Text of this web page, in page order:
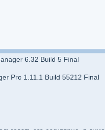
6.32 Build 5 Final
Pro 1.11.1 Build 55212 Final